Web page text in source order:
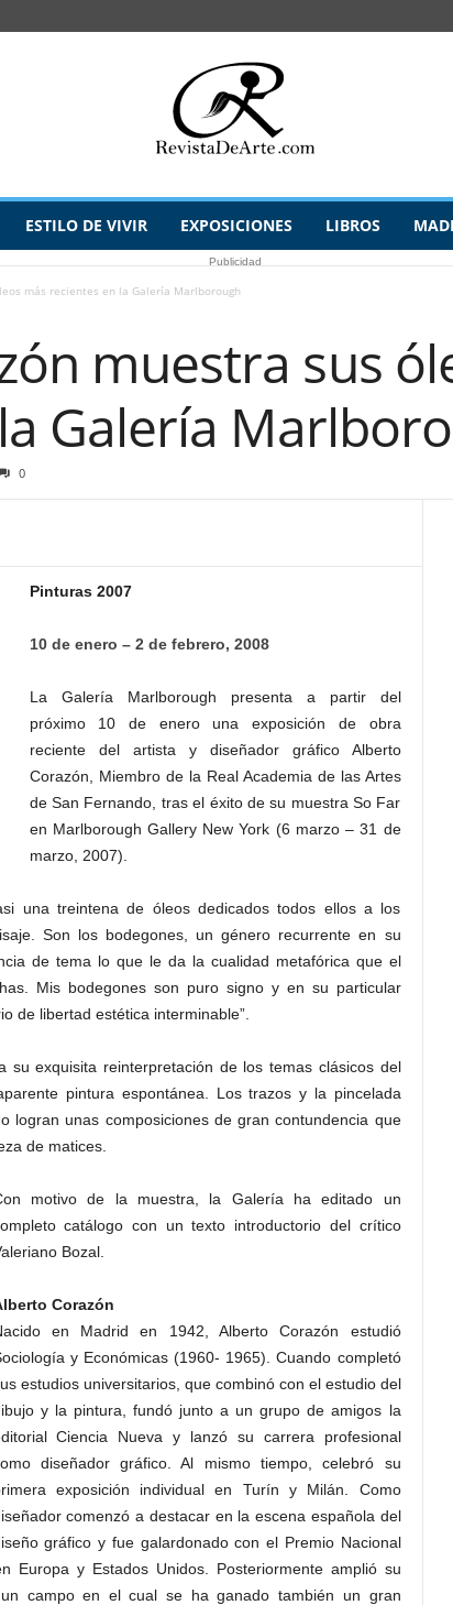
ESTILO DE VIVIR EXPOSICIONES LIBROS
Publicidad
más recientes en la Galería Marlborough
muestra sus
Galería
0
Pinturas 2007
10 de enero – 2 de febrero, 2008
La Galería Marlborough presenta a partir del
próximo 10 de enero una exposición de obra
reciente del artista y diseñador gráfico Alberto
Corazón, Miembro de la Real Academia de las Artes
de San Fernando, tras el éxito de su muestra So Far
en Marlborough Gallery New York (6 marzo – 31 de
marzo, 2007).
una treintena de óleos dedicados todos ellos a los
Son los bodegones, un género recurrente en su
de tema lo que le da la cualidad metafórica que el
Mis bodegones son puro signo y en su particular
de libertad estética interminable”.
su exquisita reinterpretación de los temas clásicos del
pintura espontánea. Los trazos y la pincelada
logran unas composiciones de gran contundencia que
de matices.
motivo de la muestra, la Galería ha editado un
catálogo con un texto introductorio del crítico
Bozal.
Corazón
en Madrid en 1942, Alberto Corazón estudió
y Económicas (1960- 1965). Cuando completó
estudios universitarios, que combinó con el estudio del
y la pintura, fundó junto a un grupo de amigos la
Ciencia Nueva y lanzó su carrera profesional
diseñador gráfico. Al mismo tiempo, celebró su
exposición individual en Turín y Milán. Como
comenzó a destacar en la escena española del
gráfico y fue galardonado con el Premio Nacional
Europa y Estados Unidos. Posteriormente amplió su
campo en el cual se ha ganado también un gran